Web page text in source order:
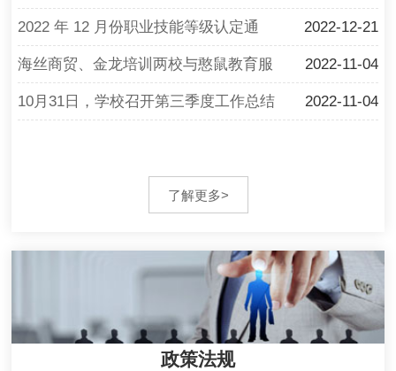
2022-12-21
2022 年 12 月份职业技能等级认定通
告… 2022-11-04
海丝商贸、金龙培训两校与憨鼠教育服
务… 2022-11-04
10月31日，学校召开第三季度工作总结
了解更多>
政策法规